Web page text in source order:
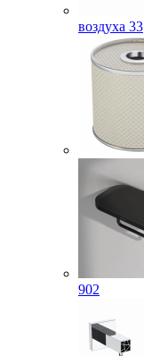
воздуха 33
902